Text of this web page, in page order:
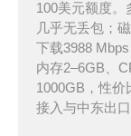
100美元额度。
几乎无丢包；
下载3988
内存2–6GB、
1000GB，性
接入与中东出口